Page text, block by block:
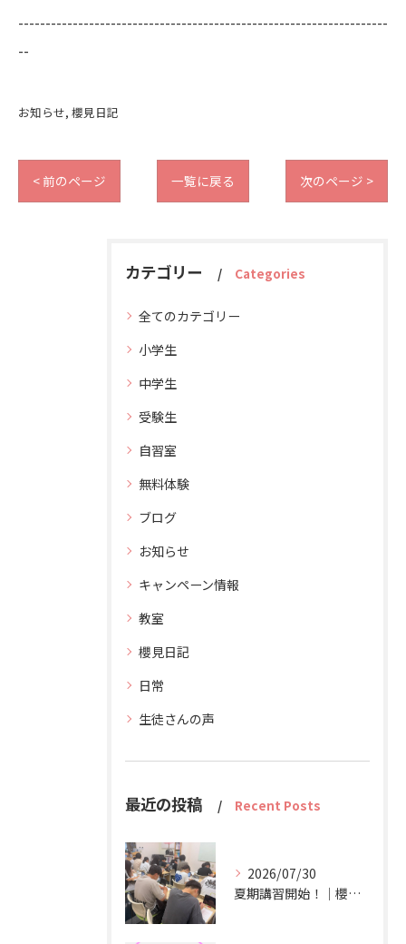
--------------------------------------------------------------------
--
お知らせ 櫻見日記
< 前のページ 一覧に戻る 次のページ >
カテゴリー Categories
全てのカテゴリー
小学生
中学生
受験生
自習室
無料体験
ブログ
お知らせ
キャンペーン情報
教室
櫻見日記
日常
生徒さんの声
最近の投稿 Recent Posts
2026/07/30
夏期講習開始！｜櫻見塾【南彦根の個別指導塾】